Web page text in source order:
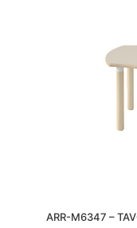
ARR-M6347 –